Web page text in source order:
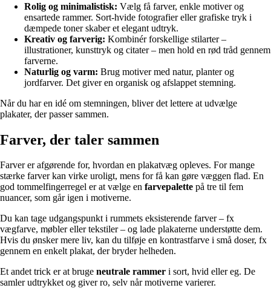
Rolig og minimalistisk: Vælg få farver, enkle motiver og
ensartede rammer. Sort-hvide fotografier eller grafiske tryk i
dæmpede toner skaber et elegant udtryk.
Kreativ og farverig: Kombinér forskellige stilarter –
illustrationer, kunsttryk og citater – men hold en rød tråd gennem
farverne.
Naturlig og varm: Brug motiver med natur, planter og
jordfarver. Det giver en organisk og afslappet stemning.
Når du har en idé om stemningen, bliver det lettere at udvælge
plakater, der passer sammen.
Farver, der taler sammen
Farver er afgørende for, hvordan en plakatvæg opleves. For mange
stærke farver kan virke uroligt, mens for få kan gøre væggen flad. En
god tommelfingerregel er at vælge en farvepalette på tre til fem
nuancer, som går igen i motiverne.
Du kan tage udgangspunkt i rummets eksisterende farver – fx
vægfarve, møbler eller tekstiler – og lade plakaterne understøtte dem.
Hvis du ønsker mere liv, kan du tilføje en kontrastfarve i små doser, fx
gennem en enkelt plakat, der bryder helheden.
Et andet trick er at bruge neutrale rammer i sort, hvid eller eg. De
samler udtrykket og giver ro, selv når motiverne varierer.